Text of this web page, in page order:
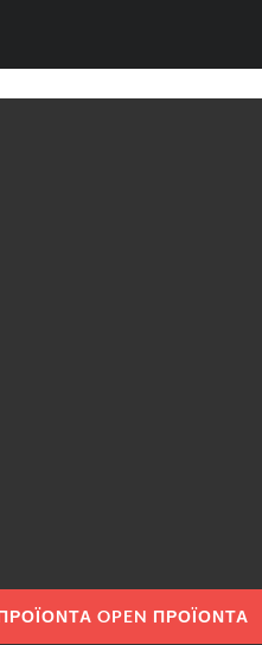
ΠΡΟΪΟΝΤΑ OPEN ΠΡΟΪΟΝΤΑ